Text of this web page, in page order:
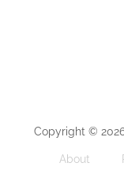
Copyright ©
About